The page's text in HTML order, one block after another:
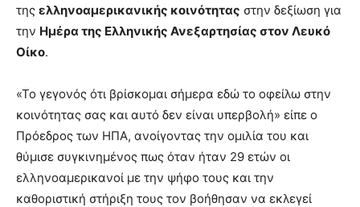
της ελληνοαμερικανικής κοινότητας στην δεξίωση για
την Ημέρα της Ελληνικής Ανεξαρτησίας στον Λευκό
Οίκο.
«Το γεγονός ότι βρίσκομαι σήμερα εδώ το οφείλω στην
κοινότητας σας και αυτό δεν είναι υπερβολή» είπε ο
Πρόεδρος των ΗΠΑ, ανοίγοντας την ομιλία του και
θύμισε συγκινημένος πως όταν ήταν 29 ετών οι
ελληνοαμερικανοί με την ψήφο τους και την
καθοριστική στήριξη τους τον βοήθησαν να εκλεγεί